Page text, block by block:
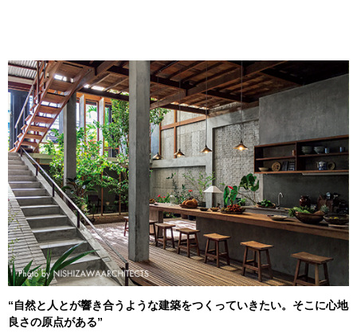
“自然と人とが響き合うような建築をつくっていきたい。そこに心地
良さの原点がある”